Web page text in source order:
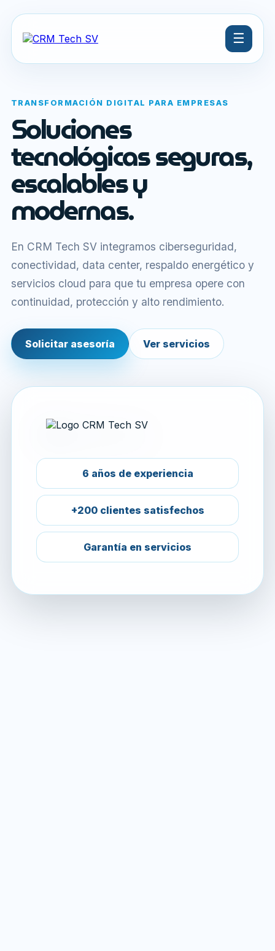
☰
TRANSFORMACIÓN DIGITAL PARA EMPRESAS
Soluciones
tecnológicas seguras,
escalables y
modernas.
En CRM Tech SV integramos ciberseguridad,
conectividad, data center, respaldo energético y
servicios cloud para que tu empresa opere con
continuidad, protección y alto rendimiento.
Solicitar asesoría Ver servicios
6 años de experiencia
+200 clientes satisfechos
Garantía en servicios